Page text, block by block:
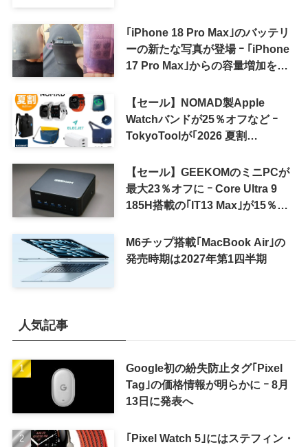
｢iPhone 18 Pro Max｣のバッテリ
ーの新たな写真が登場 ｰ ｢iPhone
17 Pro Max｣からの容量増加を確
【セール】NOMAD製Apple
Watchバンドが25％オフなど ｰ
TokyoToolが｢2026 夏割
【セール】GEEKOMのミニPCが
最大23％オフに ｰ Core Ultra 9
185H搭載の｢IT13 Max｣が15％オ
M6チップ搭載｢MacBook Air｣の
発売時期は2027年第1四半期
人気記事
Google初の紛失防止タグ｢Pixel
Tag｣の価格情報が明らかに ｰ 8月
13日に発表へ
｢Pixel Watch 5｣にはステフィン・